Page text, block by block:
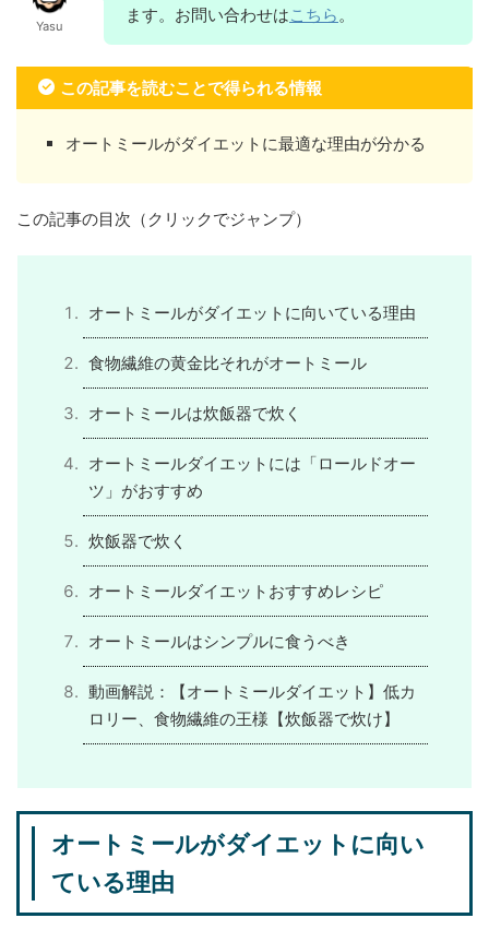
Yasu
ます。お問い合わせはこちら。
この記事を読むことで得られる情報
オートミールがダイエットに最適な理由が分かる
この記事の目次（クリックでジャンプ）
オートミールがダイエットに向いている理由
食物繊維の黄金比それがオートミール
オートミールは炊飯器で炊く
オートミールダイエットには「ロールドオー
ツ」がおすすめ
炊飯器で炊く
オートミールダイエットおすすめレシピ
オートミールはシンプルに食うべき
動画解説：【オートミールダイエット】低カ
ロリー、食物繊維の王様【炊飯器で炊け】
オートミールがダイエットに向い
ている理由